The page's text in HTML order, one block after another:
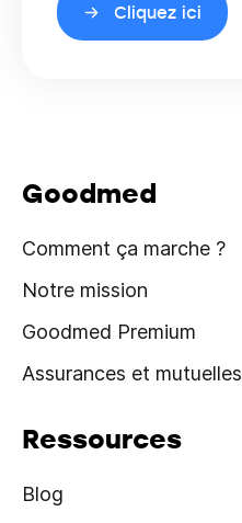
Cliquez ici
Goodmed
Comment ça marche ?
Notre mission
Goodmed Premium
Assurances et mutuelles
Ressources
Blog